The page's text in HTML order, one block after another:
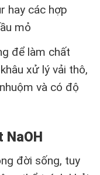
hay các hợp
mỏ
để làm chất
xử lý vải thô,
và có độ
NaOH
đời sống, tuy